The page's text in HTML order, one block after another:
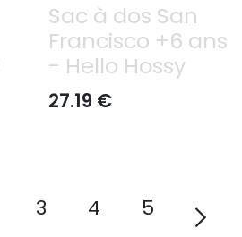
Sac à dos San
Francisco +6 ans
- Hello Hossy
27.19 €
3 4 5